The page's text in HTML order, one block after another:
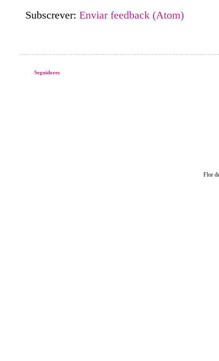
Subscrever: Enviar feedback (Atom)
Seguidores
Flor